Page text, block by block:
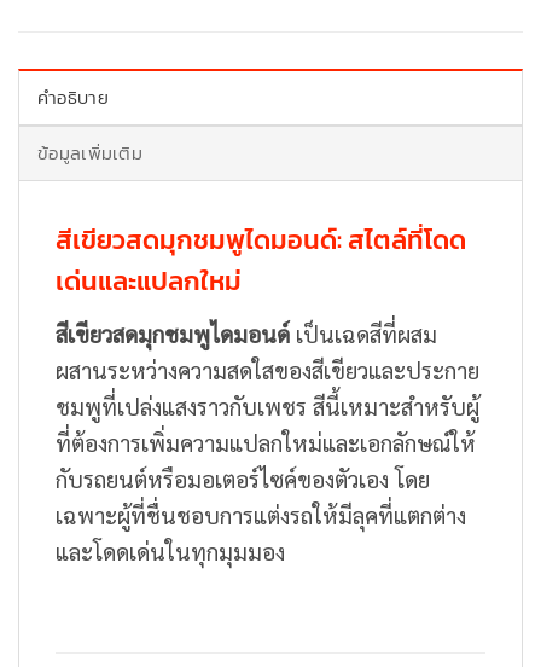
คำอธิบาย
ข้อมูลเพิ่มเติม
สีเขียวสดมุกชมพูไดมอนด์: สไตล์ที่โดด
เด่นและแปลกใหม่
สีเขียวสดมุกชมพูไดมอนด์ เป็นเฉดสีที่ผสม
ผสานระหว่างความสดใสของสีเขียวและประกาย
ชมพูที่เปล่งแสงราวกับเพชร สีนี้เหมาะสำหรับผู้
ที่ต้องการเพิ่มความแปลกใหม่และเอกลักษณ์ให้
กับรถยนต์หรือมอเตอร์ไซค์ของตัวเอง โดย
เฉพาะผู้ที่ชื่นชอบการแต่งรถให้มีลุคที่แตกต่าง
และโดดเด่นในทุกมุมมอง